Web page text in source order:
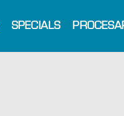
SPECIALS